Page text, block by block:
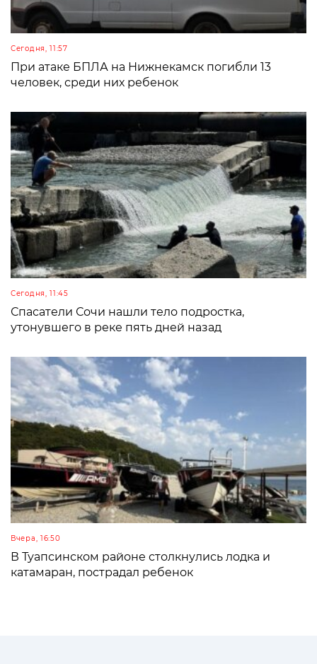
Сегодня, 11:57
При атаке БПЛА на Нижнекамск погибли 13
человек, среди них ребенок
Сегодня, 11:45
Спасатели Сочи нашли тело подростка,
утонувшего в реке пять дней назад
Вчера, 16:50
В Туапсинском районе столкнулись лодка и
катамаран, пострадал ребенок